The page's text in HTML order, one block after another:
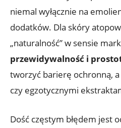
niemal wyłącznie na
dodatków. Dla skóry
„naturalność” w sensie
przewidywalność i
tworzyć barierę ochronną,
czy egzotycznymi
Dość częstym błędem jest